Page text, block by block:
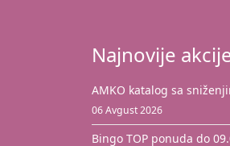
Najnovije
AMKO katalog sa
06 Avgust 2026
Bingo TOP ponuda do